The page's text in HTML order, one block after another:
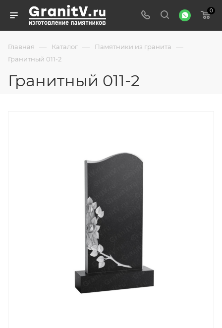
0
Главная — Каталог — Памятники из гранита —
Гранитный 011-2
Гранитный 011-2